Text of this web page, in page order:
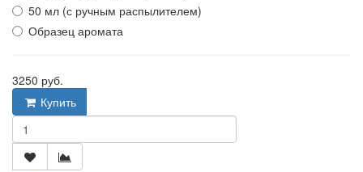
50 мл (с ручным распылителем)
Образец аромата
3250 руб.
Купить